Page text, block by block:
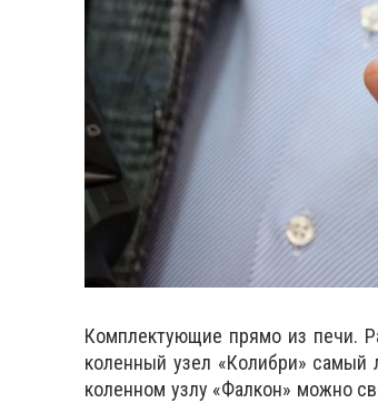
Комплектующие прямо из печи.
коленный узел «Колибри» самый
коленном узлу «Фалкон» можно